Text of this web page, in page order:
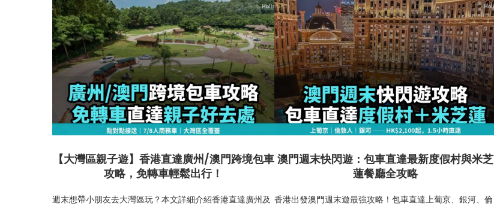
【大灣區親子遊】香港直達廣州/澳門跨境包車
攻略，免轉車輕鬆出行！
週末想帶小朋友去大灣區玩？本文詳細介紹香港直達廣州及
澳門週末快閃遊：包車直達最新度假村與米芝
蓮餐廳全攻略
香港出發澳門週末遊最強攻略！包車直達上葡京、銀河、倫